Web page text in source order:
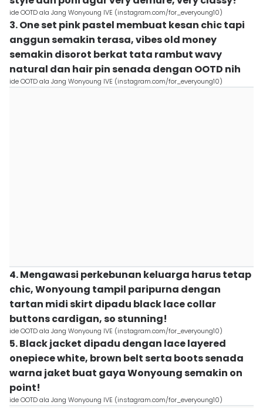
ide OOTD ala Jang Wonyoung IVE (instagram.com/for_everyoung10)
3. One set pink pastel membuat kesan chic tapi
anggun semakin terasa, vibes old money
semakin disorot berkat tata rambut wavy
natural dan hair pin senada dengan OOTD nih
ide OOTD ala Jang Wonyoung IVE (instagram.com/for_everyoung10)
4. Mengawasi perkebunan keluarga harus tetap
chic, Wonyoung tampil paripurna dengan
tartan midi skirt dipadu black lace collar
buttons cardigan, so stunning!
ide OOTD ala Jang Wonyoung IVE (instagram.com/for_everyoung10)
5. Black jacket dipadu dengan lace layered
onepiece white, brown belt serta boots senada
warna jaket buat gaya Wonyoung semakin on
point!
ide OOTD ala Jang Wonyoung IVE (instagram.com/for_everyoung10)